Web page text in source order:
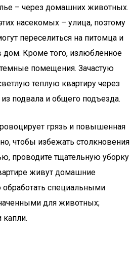
– через домашних животных.
насекомых – улица, поэтому
переселиться на питомца и
дом. Кроме того, излюбленное
помещения. Зачастую
теплую квартиру через
подвала и общего подъезда.
грязь и повышенная
чтобы избежать столкновения
проводите тщательную уборку
живут домашние
специальными
для животных;
капли.